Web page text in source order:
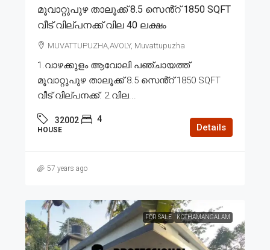
മൂവാറ്റുപുഴ താലൂക്ക് 8.5 സെൻ്റ് 1850 SQFT
വീട് വില്പനക്ക് വില 40 ലക്ഷം
MUVATTUPUZHA,AVOLY, Muvattupuzha
1.വാഴക്കുളം ആവോലി പഞ്ചായത്ത്
മൂവാറ്റുപുഴ താലൂക്ക് 8.5 സെൻ്റ് 1850 SQFT
വീട് വില്പനക്ക്. 2.വില...
32002 4
HOUSE Details
57 years ago
FOR SALE KOTHAMANGALAM